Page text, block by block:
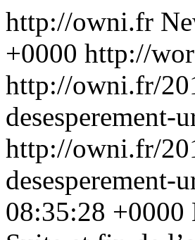
http://owni.fr
+0000 http://
http://owni.fr/
desesperement-
http://owni.fr/
desesperement-
08:35:28 +0000